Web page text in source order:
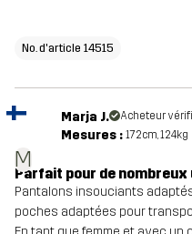
No. d'article 14515
M
Marja J. Acheteur
Mesures : 172cm, 124kg
Parfait pour de nombreux
Pantalons insouciants
poches adaptées pour